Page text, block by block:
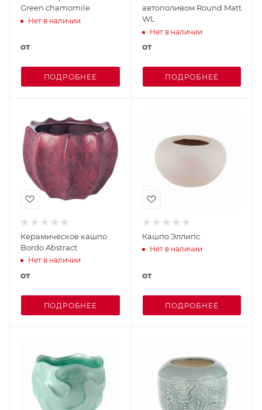
Green chamomile
Нет в наличии
от
ПОДРОБНЕЕ
автополивом Round Matt
WL
Нет в наличии
от
ПОДРОБНЕЕ
Керамическое кашпо
Bordo Abstract
Нет в наличии
от
ПОДРОБНЕЕ
Кашпо Эллипс
Нет в наличии
от
ПОДРОБНЕЕ